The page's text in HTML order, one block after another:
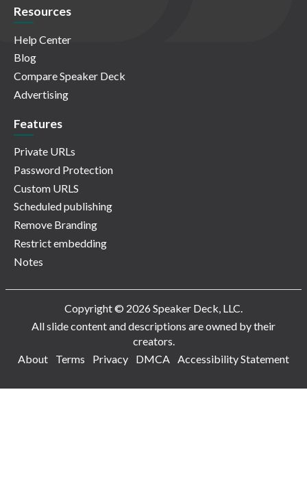
Resources
Help Center
Blog
Compare Speaker Deck
Advertising
Features
Private URLs
Password Protection
Custom URLS
Scheduled publishing
Remove Branding
Restrict embedding
Notes
Copyright © 2026 Speaker Deck, LLC.
All slide content and descriptions are owned by their
creators.
About
Terms Privacy DMCA Accessibility Statement